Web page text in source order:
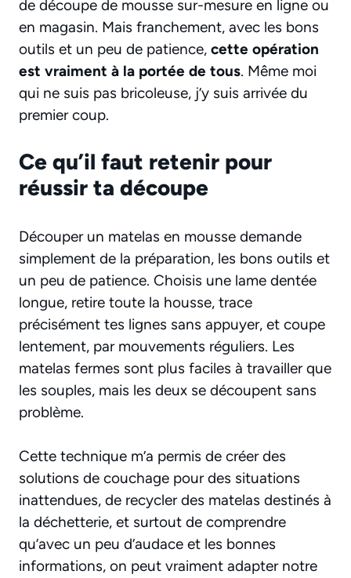
de découpe de mousse sur-mesure en ligne ou
en magasin. Mais franchement, avec les bons
outils et un peu de patience, cette opération
est vraiment à la portée de tous. Même moi
qui ne suis pas bricoleuse, j’y suis arrivée du
premier coup.
Ce qu’il faut retenir pour
réussir ta découpe
Découper un matelas en mousse demande
simplement de la préparation, les bons outils et
un peu de patience. Choisis une lame dentée
longue, retire toute la housse, trace
précisément tes lignes sans appuyer, et coupe
lentement, par mouvements réguliers. Les
matelas fermes sont plus faciles à travailler que
les souples, mais les deux se découpent sans
problème.
Cette technique m’a permis de créer des
solutions de couchage pour des situations
inattendues, de recycler des matelas destinés à
la déchetterie, et surtout de comprendre
qu’avec un peu d’audace et les bonnes
informations, on peut vraiment adapter notre